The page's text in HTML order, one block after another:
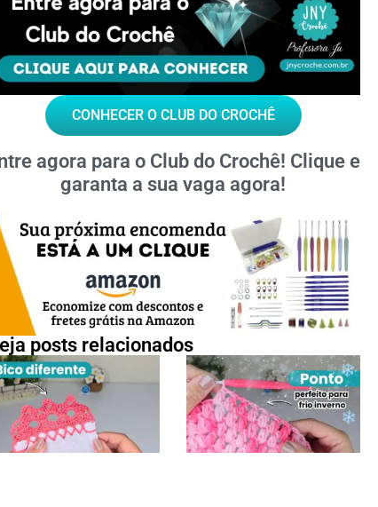
CONHECER O CLUB DO CROCHÊ
agora para o Club do Crochê! Clique e
garanta a sua vaga agora!
posts relacionados